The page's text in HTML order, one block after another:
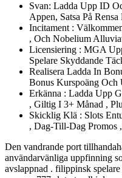
Svan: Ladda Upp ID
Appen, Satsa På
Incitament :
, Och Nobelium
Licensiering : MGA
Spelare Skyddande
Realisera Ladda In
Bonus Kurspoäng Och
Erkänna : Ladda Upp
, Giltig I 3+ Månad ,
Skicklig Klä : Slots
, Dag-Till-Dag Promos
Den vandrande port
användarvänliga uppfinning
avslappnad . filippinsk